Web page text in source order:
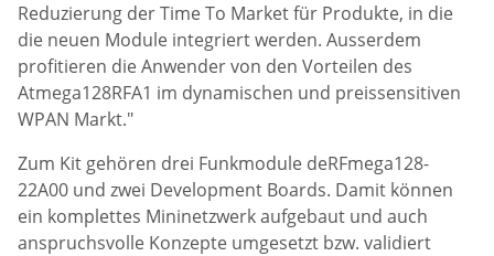
Reduzierung der Time To Market für Produkte, in die
die neuen Module integriert werden. Ausserdem
profitieren die Anwender von den Vorteilen des
Atmega128RFA1 im dynamischen und preissensitiven
WPAN Markt."
Zum Kit gehören drei Funkmodule deRFmega128-
22A00 und zwei Development Boards. Damit können
ein komplettes Mininetzwerk aufgebaut und auch
anspruchsvolle Konzepte umgesetzt bzw. validiert